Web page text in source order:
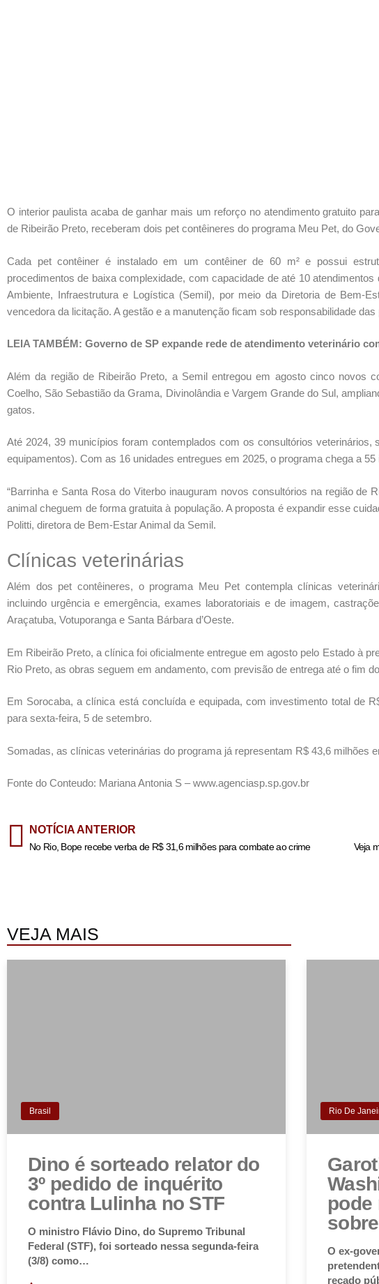
O interior paulista acaba de ganhar mais um reforço no atendimento gratuito
de Ribeirão Preto, receberam dois pet contêineres do programa Meu Pet, do
Cada pet contêiner é instalado em um contêiner de 60 m² e possui
procedimentos de baixa complexidade, com capacidade de até 10
Ambiente, Infraestrutura e Logística (Semil), por meio da Diretoria de Bem-
vencedora da licitação. A gestão e a manutenção ficam sob responsabilidade das
LEIA TAMBÉM: Governo de SP expande rede de atendimento veterinário
Além da região de Ribeirão Preto, a Semil entregou em agosto cinco novos
Coelho, São Sebastião da Grama, Divinolândia e Vargem Grande do Sul,
gatos.
Até 2024, 39 municípios foram contemplados com os consultórios
equipamentos). Com as 16 unidades entregues em 2025, o programa chega a
“Barrinha e Santa Rosa do Viterbo inauguram novos consultórios na região de
animal cheguem de forma gratuita à população. A proposta é expandir esse
Politti, diretora de Bem-Estar Animal da Semil.
Clínicas veterinárias
Além dos pet contêineres, o programa Meu Pet contempla clínicas
incluindo urgência e emergência, exames laboratoriais e de imagem,
Araçatuba, Votuporanga e Santa Bárbara d’Oeste.
Em Ribeirão Preto, a clínica foi oficialmente entregue em agosto pelo Estado à
Rio Preto, as obras seguem em andamento, com previsão de entrega até o fim
Em Sorocaba, a clínica está concluída e equipada, com investimento total de
para sexta-feira, 5 de setembro.
Somadas, as clínicas veterinárias do programa já representam R$ 43,6 milhões
Fonte do Conteudo: Mariana Antonia S – www.agenciasp.sp.gov.br
NOTÍCIA ANTERIOR
No Rio, Bope recebe verba de R$ 31,6 milhões para combate ao crime Veja
VEJA MAIS
Brasil
Dino é sorteado relator do
3º pedido de inquérito
contra Lulinha no STF
O ministro Flávio Dino, do Supremo Tribunal
Federal (STF), foi sorteado nessa segunda-feira
(3/8) como…
Rio De
pode
O ex-
recado